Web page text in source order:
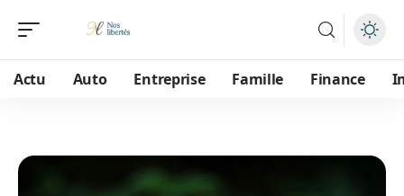
Actu Auto Entreprise Famille Finance